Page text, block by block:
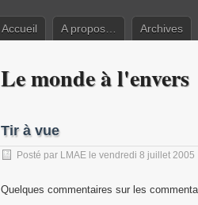
Accueil A propos… Archives
Le monde à l'envers
Tir à vue
Posté par LMAE le vendredi 8 juillet 2005
Quelques commentaires sur les